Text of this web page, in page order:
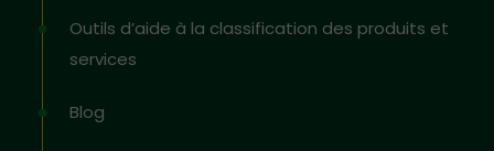
Outils d’aide à la classification des produits et
services
Blog